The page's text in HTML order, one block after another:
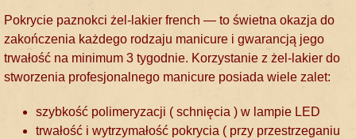
Pokrycie paznokci żel-lakier french — to świetna okazja do
zakończenia każdego rodzaju manicure i gwarancją jego
trwałość na minimum 3 tygodnie. Korzystanie z żel-lakier do
stworzenia profesjonalnego manicure posiada wiele zalet:
szybkość polimeryzacji ( schnięcia ) w lampie LED
trwałość i wytrzymałość pokrycia ( przy przestrzeganiu